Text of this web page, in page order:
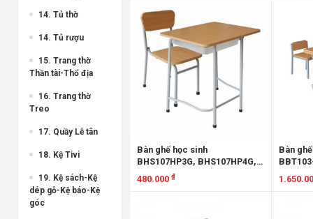
14. Tủ thờ
14. Tủ rượu
15. Trang thờ
Thần tài-Thổ địa
16. Trang thờ
Treo
17. Quầy Lễ tân
18. Kệ Tivi
19. Kệ sách-Kệ
dép gỗ-Kệ báo-Kệ
góc
GHS110-6G,
Bàn ghế học sinh
BHS107HP3G, BHS107HP4G,
BHS107HP5G, BHS107HP6G,
BHS107HP7G, GHS107-3G,
480.000 ₫
Bàn